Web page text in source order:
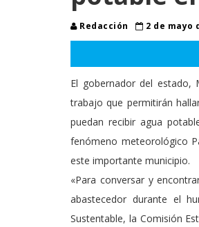
Redacción 2 de mayo
El gobernador del estado,
trabajo que permitirán
puedan recibir agua
fenómeno meteorológico
este importante municipio.
«Para conversar y
abastecedor durante el
Sustentable, la Comisión